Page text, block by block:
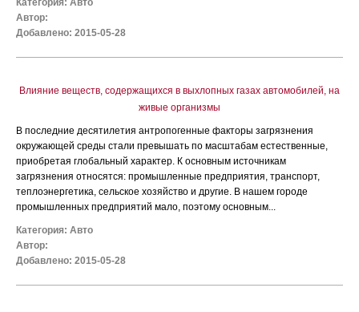
Категория: Авто
Автор:
Добавлено: 2015-05-28
Влияние веществ, содержащихся в выхлопных газах автомобилей, на
живые организмы
В последние десятилетия антропогенные факторы загрязнения
окружающей среды стали превышать по масштабам естественные,
приобретая глобальный характер. К основным источникам
загрязнения относятся: промышленные предприятия, транспорт,
теплоэнергетика, сельское хозяйство и другие. В нашем городе
промышленных предприятий мало, поэтому основным...
Категория: Авто
Автор:
Добавлено: 2015-05-28